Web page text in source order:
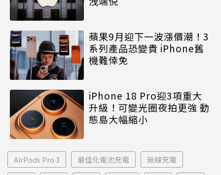
蘋果9月迎下一波漲價潮！3
系列產品恐變貴 iPhone舊
機難倖免
iPhone 18 Pro迎3項重大
升級！可變光圈夜拍更強 動
態島大幅縮小
AirPods Pro 3 最佳化電池充電 無線充電